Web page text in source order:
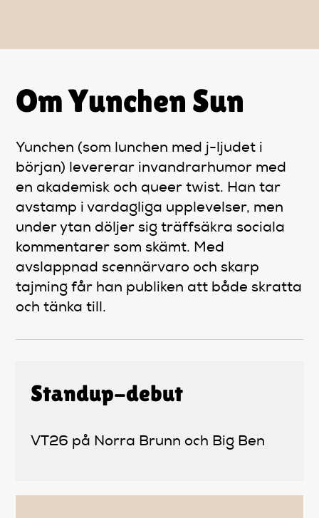
StandUpSverige PODDEN
Om oss
Kontakta oss
Vanliga frågor
Mitt konto
Om Yunchen Sun
Yunchen (som lunchen med j-ljudet i
början) levererar invandrarhumor med
en akademisk och queer twist. Han tar
avstamp i vardagliga upplevelser, men
under ytan döljer sig träffsäkra sociala
kommentarer som skämt. Med
avslappnad scennärvaro och skarp
tajming får han publiken att både skratta
och tänka till.
Standup-debut
VT26 på Norra Brunn och Big Ben